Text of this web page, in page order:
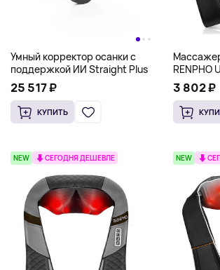
Умный корректор осанки с
поддержкой ИИ Straight Plus
25 517 ₽
КУПИТЬ
RENPHO
черный
3 802 ₽
NEW СЕГОДНЯ ДЕШЕВЛЕ NEW